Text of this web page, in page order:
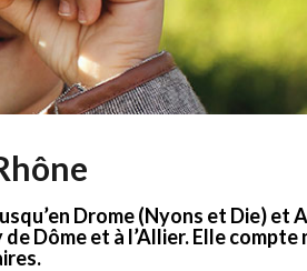
Drome (Nyons et Die) et
Dôme et à l’Allier. Elle
Est-Montbéliard Liens